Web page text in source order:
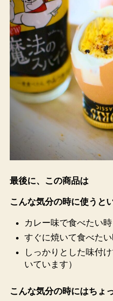
最後に、この商品は
こんな気分の時に使うと
カレー味で食べたい時
すぐに焼いて食べた
しっかりとした味付
いています）
こんな気分の時にはちょ